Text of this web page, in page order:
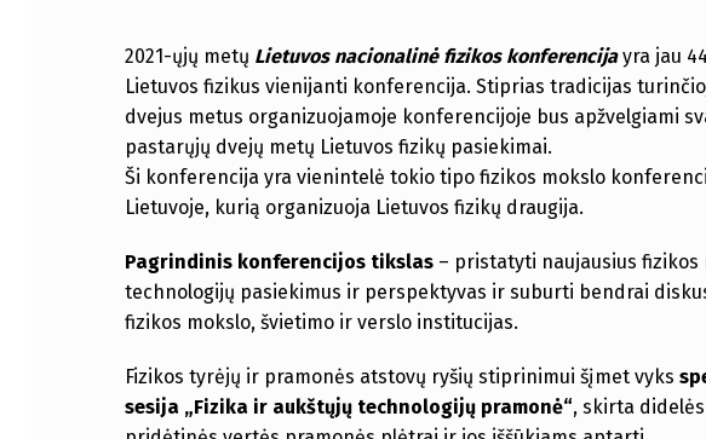
2021-ųjų metų Lietuvos nacionalinė fizikos konferencija yra jau
Lietuvos fizikus vienijanti konferencija. Stiprias tradicijas
dvejus metus organizuojamoje konferencijoje bus apžvelgiami
pastarųjų dvejų metų Lietuvos fizikų pasiekimai.
Ši konferencija yra vienintelė tokio tipo fizikos mokslo
Lietuvoje, kurią organizuoja Lietuvos fizikų draugija.
Pagrindinis konferencijos tikslas – pristatyti naujausius fizikos
technologijų pasiekimus ir perspektyvas ir suburti bendrai
fizikos mokslo, švietimo ir verslo institucijas.
Fizikos tyrėjų ir pramonės atstovų ryšių stiprinimui šįmet vyks
sesija „Fizika ir aukštųjų technologijų pramonė“, skirta didelės